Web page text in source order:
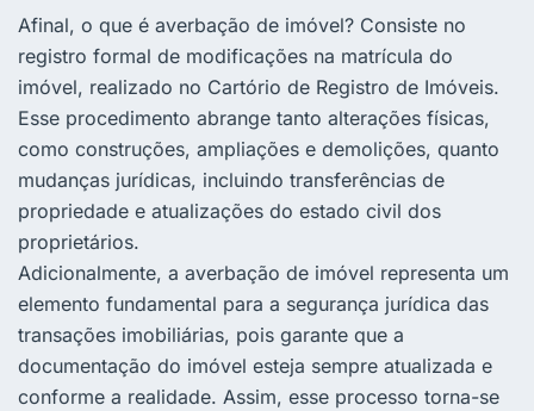
Afinal, o que é averbação de imóvel? Consiste no
registro formal de modificações na matrícula do
imóvel, realizado no Cartório de Registro de Imóveis.
Esse procedimento abrange tanto alterações físicas,
como construções, ampliações e demolições, quanto
mudanças jurídicas, incluindo transferências de
propriedade e atualizações do estado civil dos
proprietários.
Adicionalmente, a averbação de imóvel representa um
elemento fundamental para a segurança jurídica das
transações imobiliárias, pois garante que a
documentação do imóvel esteja sempre atualizada e
conforme a realidade. Assim, esse processo torna-se